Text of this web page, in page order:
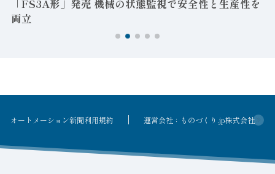
「FS3A形」発売 機械の状態監視で安全性と生産性を
両立
オートメーション新聞利用規約 運営会社：ものづくり.jp株式会社